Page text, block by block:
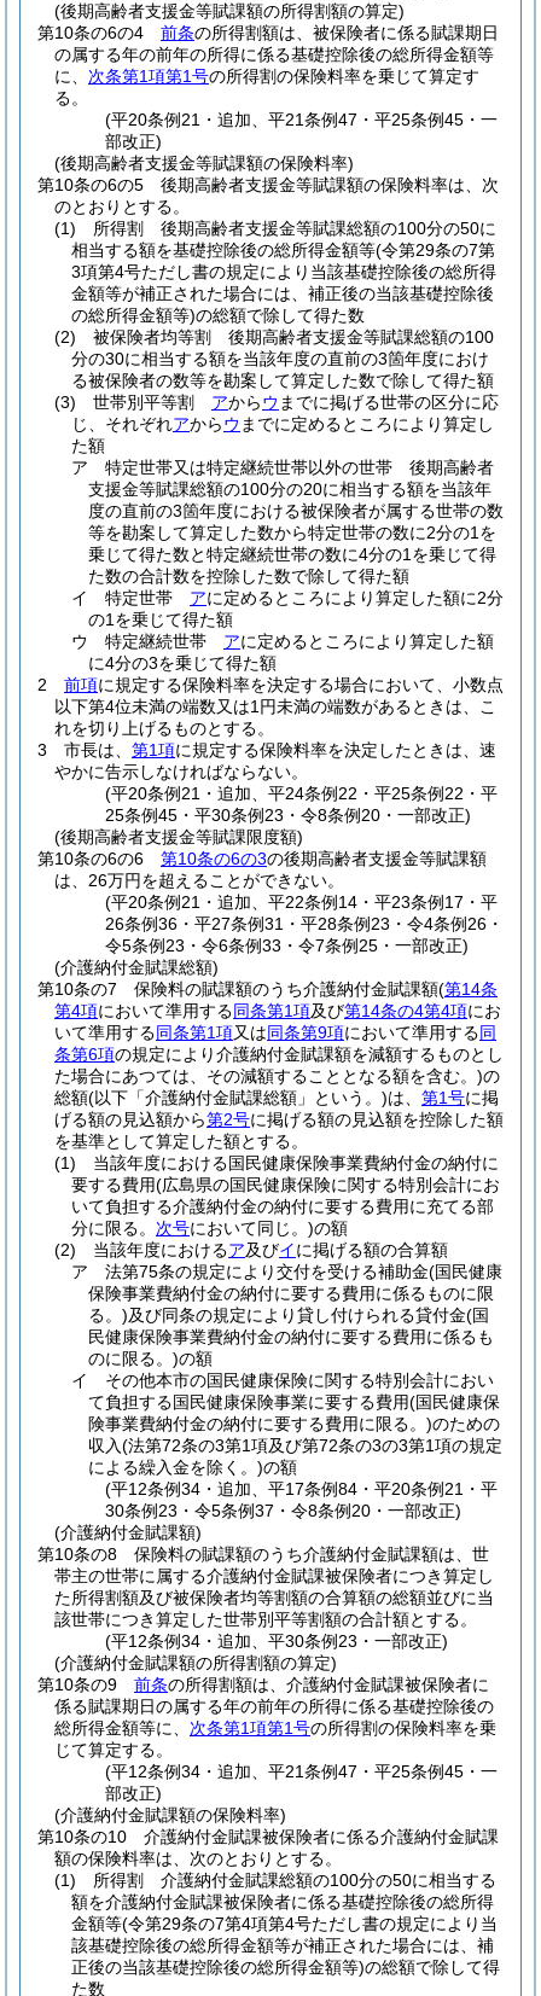
(後期高齢者支援金等賦課額の所得割額の算定)
第10条の6の4
前条の所得割額は、被保険者に係る賦課期日
の属する年の前年の所得に係る基礎控除後の総所得金額等
に、 次条第1項第1号の所得割の保険料率を乗じて算定す
る。
(平20条例21・追加、平21条例47・平25条例45・一
部改正)
(後期高齢者支援金等賦課額の保険料率)
第10条の6の5
後期高齢者支援金等賦課額の保険料率は、次
のとおりとする。
(1)
所得割 後期高齢者支援金等賦課総額の100分の50に
相当する額を基礎控除後の総所得金額等(令第29条の7第
3項第4号ただし書の規定により当該基礎控除後の総所得
金額等が補正された場合には、補正後の当該基礎控除後
の総所得金額等)の総額で除して得た数
(2)
被保険者均等割 後期高齢者支援金等賦課総額の100
分の30に相当する額を当該年度の直前の3箇年度におけ
る被保険者の数等を勘案して算定した数で除して得た額
(3)
世帯別平等割 アからウ までに掲げる世帯の区分に応
じ、それぞれアからウ までに定めるところにより算定し
た額
ア
特定世帯又は特定継続世帯以外の世帯 後期高齢者
支援金等賦課総額の100分の20に相当する額を当該年
度の直前の3箇年度における被保険者が属する世帯の数
等を勘案して算定した数から特定世帯の数に2分の1を
乗じて得た数と特定継続世帯の数に4分の1を乗じて得
た数の合計数を控除した数で除して得た額
イ
特定世帯 アに定めるところにより算定した額に2分
の1を乗じて得た額
ウ
特定継続世帯 アに定めるところにより算定した額
に4分の3を乗じて得た額
2
前項に規定する保険料率を決定する場合において、小数点
以下第4位未満の端数又は1円未満の端数があるときは、こ
れを切り上げるものとする。
3
市長は、 第1項に規定する保険料率を決定したときは、速
やかに告示しなければならない。
(平20条例21・追加、平24条例22・平25条例22・平
25条例45・平30条例23・令8条例20・一部改正)
(後期高齢者支援金等賦課限度額)
第10条の6の6
第10条の6の3の後期高齢者支援金等賦課額
は、26万円を超えることができない。
(平20条例21・追加、平22条例14・平23条例17・平
26条例36・平27条例31・平28条例23・令4条例26・
令5条例23・令6条例33・令7条例25・一部改正)
(介護納付金賦課総額)
第10条の7
保険料の賦課額のうち介護納付金賦課額(第14条
第4項において準用する同条第1項及び第14条の4第4項にお
いて準用する同条第1項又は同条第9項において準用する同
条第6項の規定により介護納付金賦課額を減額するものとし
た場合にあつては、その減額することとなる額を含む。)の
総額(以下「介護納付金賦課総額」という。)は、 第1号に掲
げる額の見込額から第2号に掲げる額の見込額を控除した額
を基準として算定した額とする。
(1)
当該年度における国民健康保険事業費納付金の納付に
要する費用(広島県の国民健康保険に関する特別会計にお
いて負担する介護納付金の納付に要する費用に充てる部
分に限る。 次号において同じ。)の額
(2)
当該年度におけるア及びイに掲げる額の合算額
ア
法第75条の規定により交付を受ける補助金(国民健康
保険事業費納付金の納付に要する費用に係るものに限
る。)及び同条の規定により貸し付けられる貸付金(国
民健康保険事業費納付金の納付に要する費用に係るも
のに限る。)の額
イ
その他本市の国民健康保険に関する特別会計におい
て負担する国民健康保険事業に要する費用(国民健康保
険事業費納付金の納付に要する費用に限る。)のための
収入(法第72条の3第1項及び第72条の3の3第1項の規定
による繰入金を除く。)の額
(平12条例34・追加、平17条例84・平20条例21・平
30条例23・令5条例37・令8条例20・一部改正)
(介護納付金賦課額)
第10条の8
保険料の賦課額のうち介護納付金賦課額は、世
帯主の世帯に属する介護納付金賦課被保険者につき算定し
た所得割額及び被保険者均等割額の合算額の総額並びに当
該世帯につき算定した世帯別平等割額の合計額とする。
(平12条例34・追加、平30条例23・一部改正)
(介護納付金賦課額の所得割額の算定)
第10条の9
前条の所得割額は、介護納付金賦課被保険者に
係る賦課期日の属する年の前年の所得に係る基礎控除後の
総所得金額等に、 次条第1項第1号の所得割の保険料率を乗
じて算定する。
(平12条例34・追加、平21条例47・平25条例45・一
部改正)
(介護納付金賦課額の保険料率)
第10条の10
介護納付金賦課被保険者に係る介護納付金賦課
額の保険料率は、次のとおりとする。
(1)
所得割 介護納付金賦課総額の100分の50に相当する
額を介護納付金賦課被保険者に係る基礎控除後の総所得
金額等(令第29条の7第4項第4号ただし書の規定により当
該基礎控除後の総所得金額等が補正された場合には、補
正後の当該基礎控除後の総所得金額等)の総額で除して得
た数